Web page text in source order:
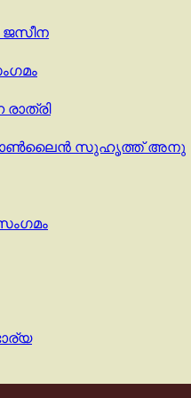
ജസീന
– ഓൺലൈൻ സുഹൃത്ത് അനു